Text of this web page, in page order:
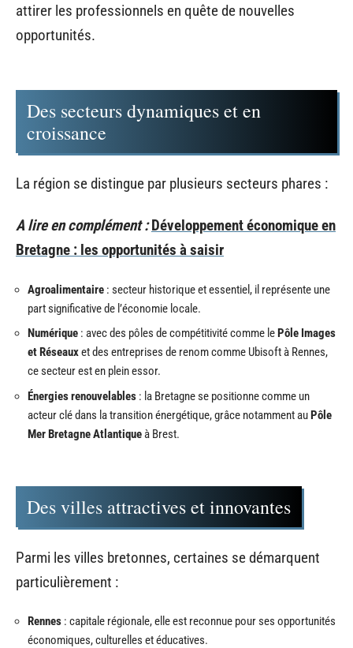
attirer les professionnels en quête de nouvelles
opportunités.
Des secteurs dynamiques et en
croissance
La région se distingue par plusieurs secteurs phares :
A lire en complément : Développement économique en
Bretagne : les opportunités à saisir
Agroalimentaire : secteur historique et essentiel, il représente une
part significative de l’économie locale.
Numérique : avec des pôles de compétitivité comme lePôle Images
et Réseauxet des entreprises de renom comme Ubisoft à Rennes,
ce secteur est en plein essor.
Énergies renouvelables : la Bretagne se positionne comme un
acteur clé dans la transition énergétique, grâce notamment auPôle
Mer Bretagne Atlantiqueà Brest.
Des villes attractives et innovantes
Parmi les villes bretonnes, certaines se démarquent
particulièrement :
Rennes : capitale régionale, elle est reconnue pour ses opportunités
économiques, culturelles et éducatives.